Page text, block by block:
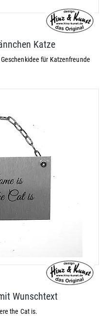
Katze
für Katzenfreunde
Wunschtext
the Cat is.